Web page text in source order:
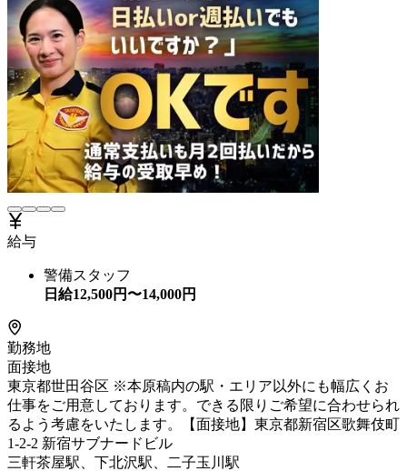
給与
警備スタッフ
日給12,500円〜14,000円
勤務地
面接地
東京都世田谷区 ※本原稿内の駅・エリア以外にも幅広くお
仕事をご用意しております。できる限りご希望に合わせられ
るよう考慮をいたします。【面接地】東京都新宿区歌舞伎町
1-2-2 新宿サブナードビル
三軒茶屋駅、下北沢駅、二子玉川駅